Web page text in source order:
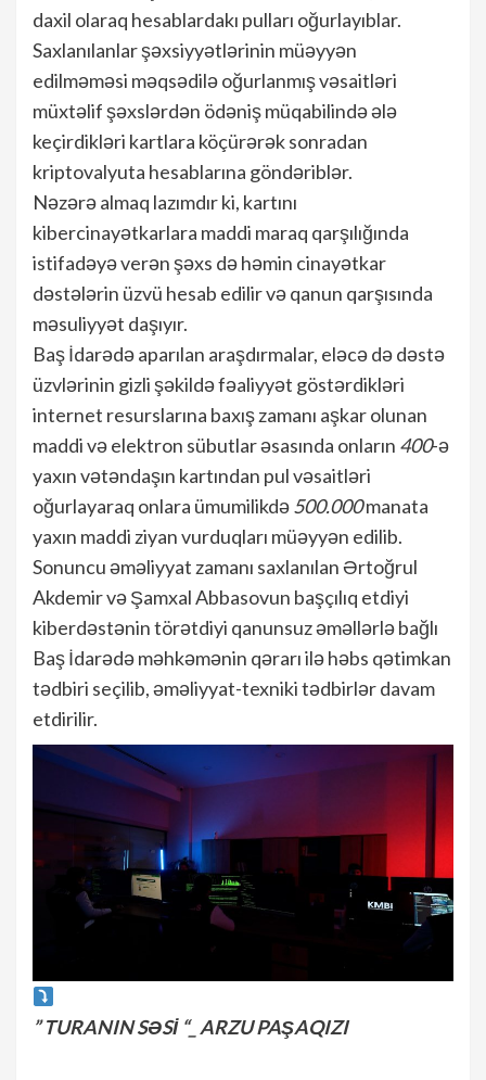
daxil olaraq hesablardakı pulları oğurlayıblar.
Saxlanılanlar şəxsiyyətlərinin müəyyən
edilməməsi məqsədilə oğurlanmış vəsaitləri
müxtəlif şəxslərdən ödəniş müqabilində ələ
keçirdikləri kartlara köçürərək sonradan
kriptovalyuta hesablarına göndəriblər.
Nəzərə almaq lazımdır ki, kartını
kibercinayətkarlara maddi maraq qarşılığında
istifadəyə verən şəxs də həmin cinayətkar
dəstələrin üzvü hesab edilir və qanun qarşısında
məsuliyyət daşıyır.
Baş İdarədə aparılan araşdırmalar, eləcə də dəstə
üzvlərinin gizli şəkildə fəaliyyət göstərdikləri
internet resurslarına baxış zamanı aşkar olunan
maddi və elektron sübutlar əsasında onların 400-ə
yaxın vətəndaşın kartından pul vəsaitləri
oğurlayaraq onlara ümumilikdə500.000manata
yaxın maddi ziyan vurduqları müəyyən edilib.
Sonuncu əməliyyat zamanı saxlanılan Ərtoğrul
Akdemir və Şamxal Abbasovun başçılıq etdiyi
kiberdəstənin törətdiyi qanunsuz əməllərlə bağlı
Baş İdarədə məhkəmənin qərarı ilə həbs qətimkan
tədbiri seçilib, əməliyyat-texniki tədbirlər davam
etdirilir.
” TURANIN SƏSİ “_ ARZU PAŞAQIZI